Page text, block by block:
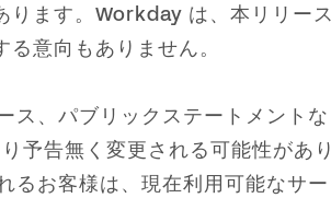
ます。Workday は、本リリー
意向もありません。
、パブリックステートメント
予告無く変更される可能性が
お客様は、現在利用可能なサ